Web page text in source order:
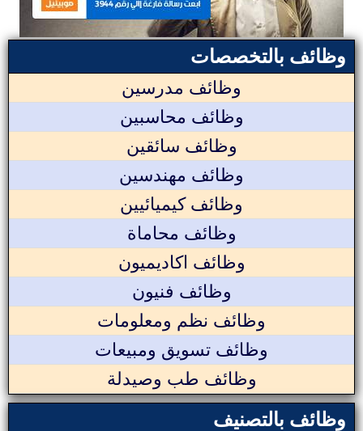
وظائف بالتخصصات
وظائف مدرسين
وظائف محاسبين
وظائف سائقين
وظائف مهندسين
وظائف كيميائيين
وظائف محاماة
وظائف اكاديميون
وظائف فنيون
وظائف نظم ومعلومات
وظائف تسويق ومبيعات
وظائف طب وصيدلة
وظائف بالتصنيف